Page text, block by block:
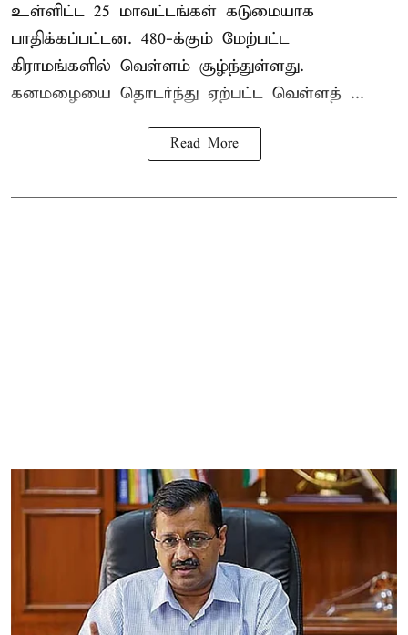
உள்ளிட்ட 25 மாவட்டங்கள் கடுமையாக
பாதிக்கப்பட்டன. 480-க்கும் மேற்பட்ட
கிராமங்களில் வெள்ளம் சூழ்ந்துள்ளது.
கனமழையை தொடர்ந்து ஏற்பட்ட வெள்ளத் ...
Read More